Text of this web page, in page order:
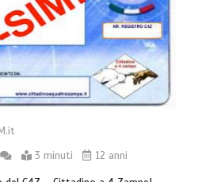
3 minuti 12 anni